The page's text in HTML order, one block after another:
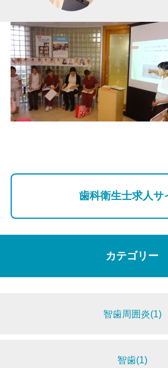
歯科衛生士求人サ
カテゴリー
智歯周囲炎(1)
智歯(1)